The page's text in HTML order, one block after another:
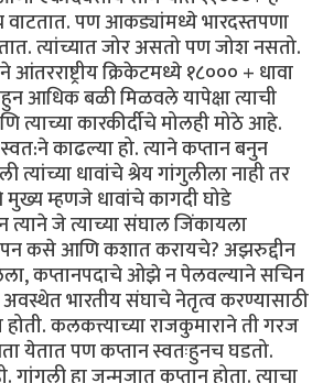
पण आकड्यांमध्ये भारदस्तपणा
त्यांच्यात जोर असतो पण जोश नसतो.
क्रिकेटमध्ये १८००० + धावा
आधिक बळी मिळवले यापेक्षा त्याची
त्याच्या कारकीर्दीचे मोलही मोठे आहे.
काढल्या हो. त्याने कप्तान बनुन
त्यांच्या धावांचे श्रेय गांगुलीला नाही तर
म्हणजे धावांचे कागदी घोडे
त्याने जे त्याच्या संघाल जिंकायला
कसे आणि कशात करायचे? अझरुद्दीन
कप्तानपदाचे ओझे न पेलवल्याने सचिन
भारतीय संघाचे नेतृत्व करण्यासाठी
कलकत्त्याच्या राजकुमाराने ती गरज
येतात पण कप्तान स्वतःहुनच घडतो.